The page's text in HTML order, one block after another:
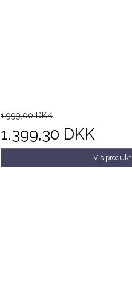
1.999,00 DKK
1.399,30 DKK
Vis produkt